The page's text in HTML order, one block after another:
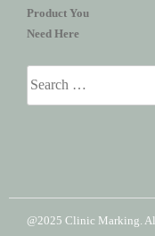
Product You
Need Here
@2025 Clinic Marking.